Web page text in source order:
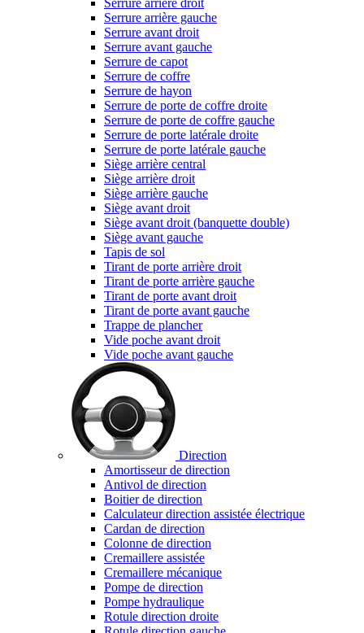
Serrure arrière droit
Serrure arrière gauche
Serrure avant droit
Serrure avant gauche
Serrure de capot
Serrure de coffre
Serrure de hayon
Serrure de porte de coffre droite
Serrure de porte de coffre gauche
Serrure de porte latérale droite
Serrure de porte latérale gauche
Siège arrière central
Siège arrière droit
Siège arrière gauche
Siège avant droit
Siège avant droit (banquette double)
Siège avant gauche
Tapis de sol
Tirant de porte arrière droit
Tirant de porte arrière gauche
Tirant de porte avant droit
Tirant de porte avant gauche
Trappe de plancher
Vide poche avant droit
Vide poche avant gauche
Direction
Amortisseur de direction
Antivol de direction
Boitier de direction
Calculateur direction assistée électrique
Cardan de direction
Colonne de direction
Cremaillere assistée
Cremaillere mécanique
Pompe de direction
Pompe hydraulique
Rotule direction droite